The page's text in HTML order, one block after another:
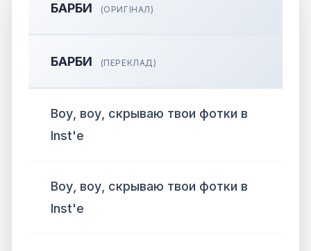
БАРБИ (ОРИГІНАЛ)
БАРБИ (ПЕРЕКЛАД)
Воу, воу, скрываю твои фотки в
Inst'е
Воу, воу, скрываю твои фотки в
Inst'е